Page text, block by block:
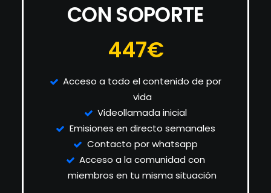
CON SOPORTE
447€
Acceso a todo el contenido de por
vida
Videollamada inicial
Emisiones en directo semanales
Contacto por whatsapp
Acceso a la comunidad con
miembros en tu misma situación